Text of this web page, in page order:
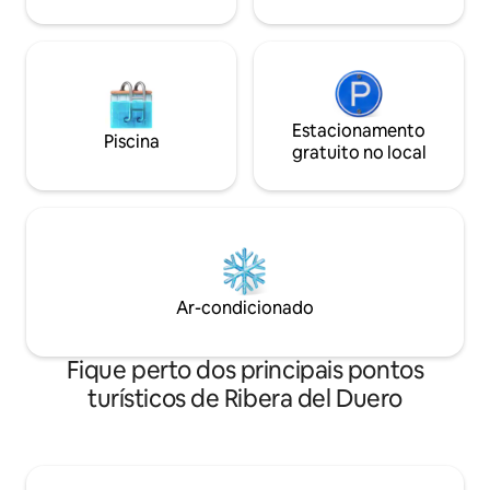
Piscina
Estacionamento
gratuito no local
Ar-condicionado
Fique perto dos principais pontos
turísticos de Ribera del Duero